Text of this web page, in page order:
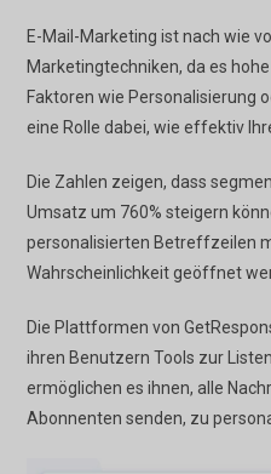
E-Mail-Marketing ist nach wie
Marketingtechniken, da es
Faktoren wie Personalisierung
eine Rolle dabei, wie effektiv
Die Zahlen zeigen, dass
Umsatz um 760% steigern
personalisierten Betreffzeilen
Wahrscheinlichkeit geöffnet
Die Plattformen von
ihren Benutzern Tools zur
ermöglichen es ihnen, alle
Abonnenten senden, zu